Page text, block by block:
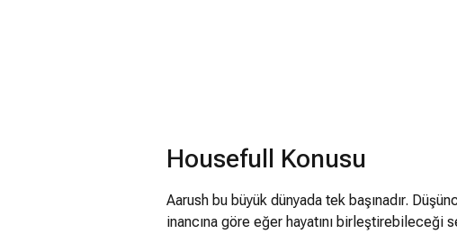
Housefull Konusu
Aarush bu büyük dünyada tek başınadır.
inancına göre eğer hayatını